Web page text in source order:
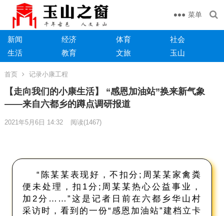
菜单
新闻 经济 体育
社会
生活
教育 文旅 玉山
首页 记录小康工程
【走向我们的小康生活】 “感恩加油站”换来新气象
——来自六都乡的蹲点调研报道
2021年5月6日 14:32 阅读(1467)
“陈某某表现好，不扣分;周某某家禽粪
便未处理，扣1分;周某某热心公益事业，
加2分……”这是记者日前在六都乡华山村
采访时，看到的一份“感恩加油站”建档立卡